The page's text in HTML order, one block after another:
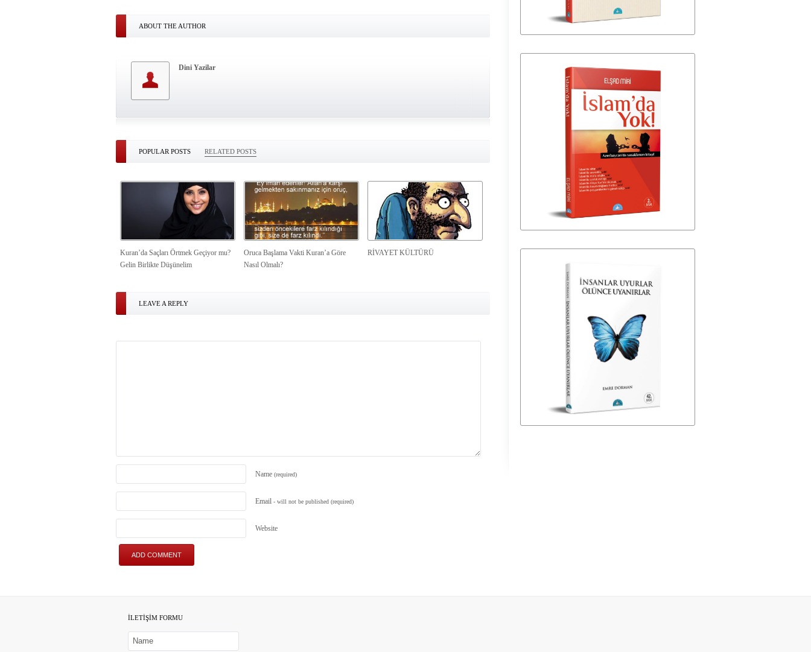
ABOUT THE AUTHOR
Dini Yazilar
POPULAR POSTS RELATED POSTS
Kuran’da Saçları Örtmek Geçiyor mu?
Gelin Birlikte Düşünelim
Oruca Başlama Vakti Kuran’a Göre
Nasıl Olmalı?
RİVAYET KÜLTÜRÜ
LEAVE A REPLY
Name (required)
Email - will not be published (required)
Website
İLETİŞİM FORMU